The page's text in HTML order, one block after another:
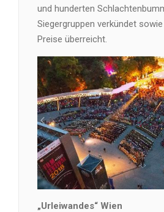
und hunderten
Siegergruppen verkündet
Preise überreicht.
„Urleiwandes“ Wien